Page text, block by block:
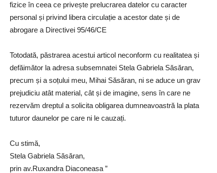
fizice în ceea ce privește prelucrarea datelor cu caracter
personal și privind libera circulație a acestor date și de
abrogare a Directivei 95/46/CE
Totodată, păstrarea acestui articol neconform cu realitatea și
defăimător la adresa subsemnatei Stela Gabriela Săsăran,
precum și a soțului meu, Mihai Săsăran, ni se aduce un grav
prejudiciu atât material, cât și de imagine, sens în care ne
rezervăm dreptul a solicita obligarea dumneavoastră la plata
tuturor daunelor pe care ni le cauzați.
Cu stimă,
Stela Gabriela Săsăran,
prin av.Ruxandra Diaconeasa ”